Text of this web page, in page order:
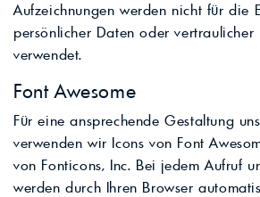
Aufzeichnungen werden nicht für die
persönlicher Daten oder vertraulicher
verwendet.
Font Awesome
Für eine ansprechende Gestaltung
verwenden wir Icons von Font
von Fonticons, Inc. Bei jedem Aufruf
werden durch Ihren Browser